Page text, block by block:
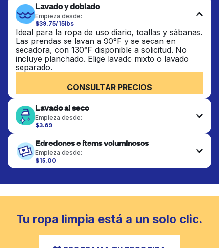
Lavado y doblado
Empieza desde:
$39.75/15lbs
Ideal para la ropa de uso diario, toallas y sábanas.
Las prendas se lavan a 90°F y se secan en
secadora, con 130°F disponible a solicitud. No
incluye planchado. Elige lavado mixto o lavado
separado.
CONSULTAR PRECIOS
Lavado al seco
Empieza desde:
$3.69
terminan de forma profesional. Adecuado para
trajes, vestidos, abrigos y telas que requieren
cuidado especial para mantener su forma, color y
textura.
Edredones e ítems voluminosos
Empieza desde:
$15.00
Los artículos grandes como edredones, mantas y
completamente. Diseñado para refrescar piezas
más pesadas que no caben en una lavadora
CONSULTAR PRECIOS
Tu ropa limpia está a un solo clic.